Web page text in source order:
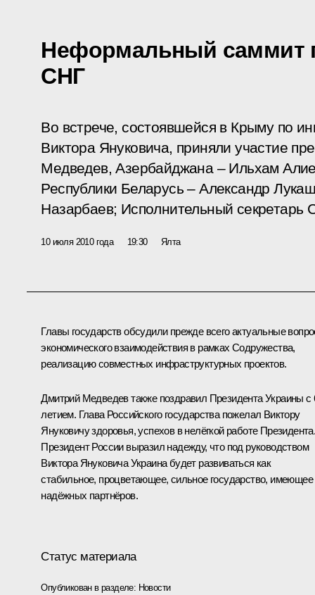
Неформальный саммит
СНГ
Во встрече, состоявшейся в Крыму по
Виктора Януковича, приняли участие
Медведев, Азербайджана – Ильхам
Республики Беларусь – Александр
Назарбаев; Исполнительный секретарь
10 июля 2010 года 19:30 Ялта
Главы государств обсудили прежде всего актуальные
экономического взаимодействия в рамках Содружества,
реализацию совместных инфраструктурных проектов.
Дмитрий Медведев также поздравил Президента Украины с
летием. Глава Российского государства пожелал Виктору
Януковичу здоровья, успехов в нелёгкой работе
Президент России выразил надежду, что под руководством
Виктора Януковича Украина будет развиваться как
стабильное, процветающее, сильное государство, имеющее
надёжных партнёров.
Статус материала
Опубликован в разделе: Новости